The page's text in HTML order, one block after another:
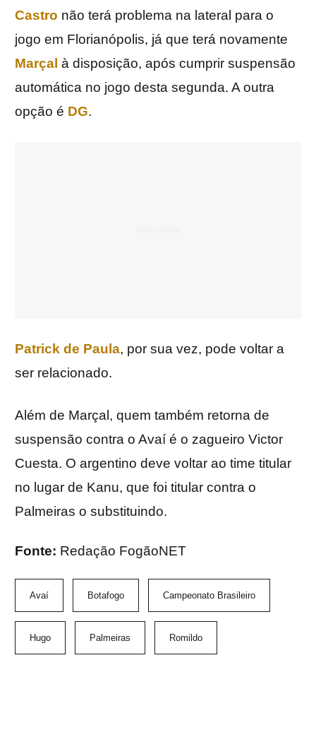
Castro não terá problema na lateral para o
jogo em Florianópolis, já que terá novamente
Marçal à disposição, após cumprir suspensão
automática no jogo desta segunda. A outra
opção é DG.
Patrick de Paula, por sua vez, pode voltar a
ser relacionado.
Além de Marçal, quem também retorna de
suspensão contra o Avaí é o zagueiro Victor
Cuesta. O argentino deve voltar ao time titular
no lugar de Kanu, que foi titular contra o
Palmeiras o substituindo.
Fonte: Redação FogãoNET
Avaí Botafogo Campeonato Brasileiro
Hugo Palmeiras Romildo